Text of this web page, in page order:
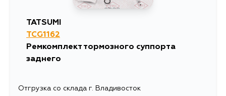
TATSUMI
TCG1162
Ремкомплект тормозного суппорта
заднего
Отгрузка со склада г. Владивосток